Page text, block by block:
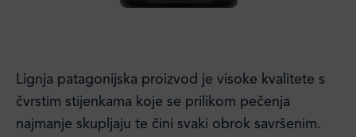
Lignja patagonijska proizvod je visoke kvalitete s
čvrstim stijenkama koje se prilikom pečenja
najmanje skupljaju te čini svaki obrok savršenim.